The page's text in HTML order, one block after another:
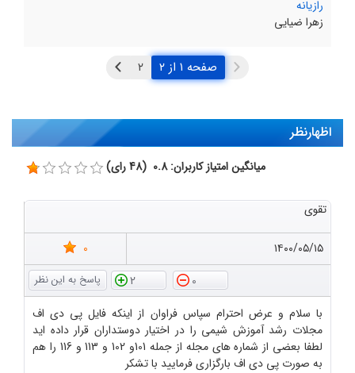
رازیانه
زهرا ضیایی
صفحه ۱ از ۲
اظهارنظر
میانگین امتیاز کاربران: 0.8 (48 رای)
تقوی
۱۴۰۰/۰۵/۱۵
0
0
2
با سلام و عرض احترام سپاس فراوان از اینکه فایل پی دی اف
مجلات رشد آموزش شیمی را در اختیار دوستداران قرار داده اید
لطفا بعضی از شماره های مجله از جمله 101و 102 و 113 و 116 را هم
به صورت پی دی اف بارگزاری فرمایید با تشکر